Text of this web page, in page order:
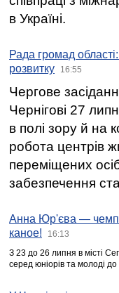
в Україні.
Рада громад
розвитку
16:55
Чергове
Чернігові 27
в полі зору й на
робота центрів
переміщених
забезпечення
Анна Юр'єва —
каное!
16:13
З 23 до 26 липня в місті
серед юніорів та молоді